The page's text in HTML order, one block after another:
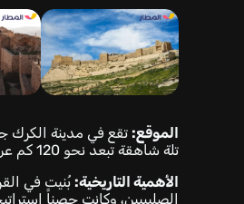
الموقع: تقع في مدينة الكرك
تلة شاهقة تبعد نحو 120 كم عن عمّان.
الأهمية التاريخية:
الصليبيين، وكانت حصناً